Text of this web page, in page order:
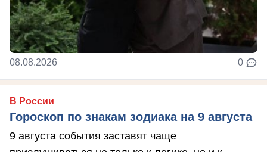
08.08.2026 0
В России
Гороскоп по знакам зодиака на 9 августа
9 августа события заставят чаще